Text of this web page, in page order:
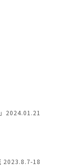
2024.01.21
2023.8.7-18